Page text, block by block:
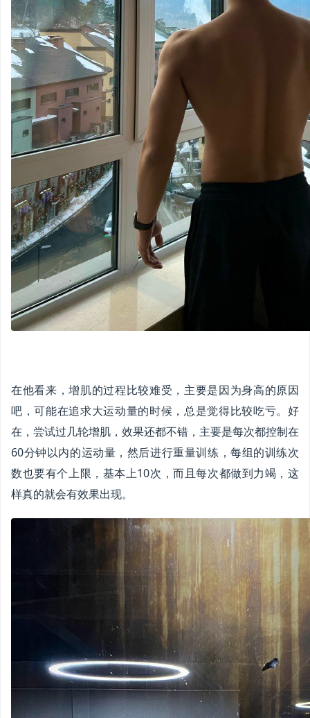
在他看来，增肌的过程比较难受，主要是因为身高的原因
吧，可能在追求大运动量的时候，总是觉得比较吃亏。好
在，尝试过几轮增肌，效果还都不错，主要是每次都控制在
60分钟以内的运动量，然后进行重量训练，每组的训练次
数也要有个上限，基本上10次，而且每次都做到力竭，这
样真的就会有效果出现。